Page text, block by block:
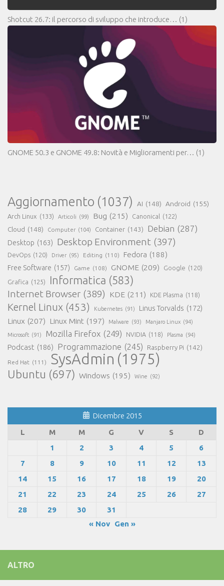
Shotcut 26.7: il percorso di sviluppo che introduce… (1)
GNOME 50.3 e GNOME 49.8: Novità e Miglioramenti per… (1)
Aggiornamento (1037) AI (148) Android (155)
Arch Linux (133) Articoli (99) Bug (215) Canonical (122)
Cloud (148) Computer (104) Container (143) Debian (287)
Desktop (163) Desktop Environment (397)
DevOps (120) Driver (95) Editing (110) Fedora (188)
Free Software (157) Game (108) GNOME (209) Google (120)
Grafica (125) Informatica (583)
Internet Browser (389) KDE (211) KDE Plasma (118)
Kernel Linux (453) Kubernetes (91) Linus Torvalds (172)
Linux (207) Linux Mint (197) Malware (93) Manjaro Linux (94)
Microsoft (91) Mozilla Firefox (249) NVIDIA (118) Plasma (94)
Podcast (186) Programmazione (245) Raspberry Pi (142)
Red Hat (111) SysAdmin (1975)
Ubuntu (697) Windows (195) Wine (92)
Dicembre 2015
L
M M G V S
D
1
2 3 4 5
6
7
8 9 10 11 12
13
14
15 16 17 18 19
20
21
22 23 24 25 26
27
28
29 30
31
« Nov
Gen »
ALTRO